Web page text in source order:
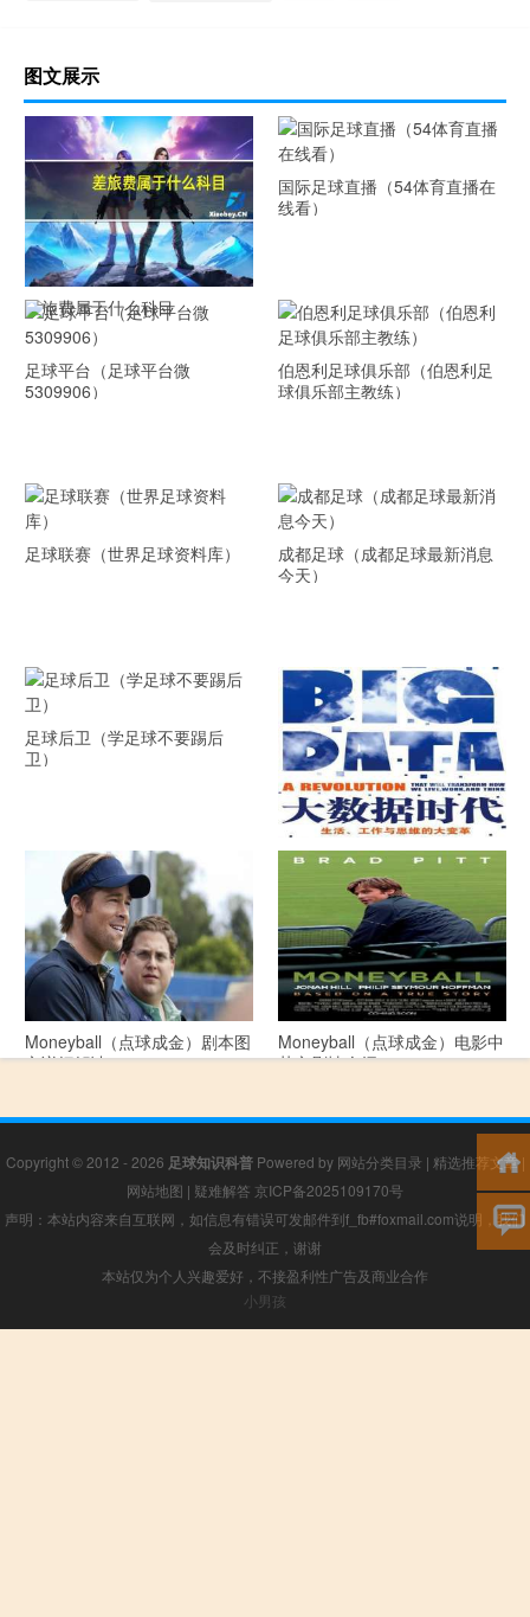
图文展示
差旅费属于什么科目
国际足球直播（54体育直播在
线看）
足球平台（足球平台微
5309906）
伯恩利足球俱乐部（伯恩利足
球俱乐部主教练）
足球联赛（世界足球资料库）
成都足球（成都足球最新消息
今天）
足球后卫（学足球不要踢后
卫）
《大数据时代》 PDF文档下载
Moneyball（点球成金）剧本图
文详细解读
Moneyball（点球成金）电影中
英文剧情介绍
Copyright © 2012 - 2026 足球知识科普Powered by 网站分类目录 | 精选推荐文章|
网站地图 | 疑难解答 京ICP备2025109170号
声明：本站内容来自互联网，如信息有错误可发邮件到f_fb#foxmail.com说明，我们
会及时纠正，谢谢
本站仅为个人兴趣爱好，不接盈利性广告及商业合作
小男孩